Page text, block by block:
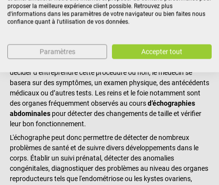
et sa propre sonde lors du balayage, ce qui permet de connaître
leur taille et leur composition, s’il s’agit, d’os, de liquides ou de
présence d’un phénomène anormal à l’intérieur du corps du
décider d’entreprendre cette procédure ou non, le médecin se
basera sur des symptômes, un examen physique, des antécédents
médicaux ou d’autres tests. Les reins et le foie notamment sont
des organes fréquemment observés au coursd’échographies
abdominales pour détecter des changements de taille et vérifier
leur bon fonctionnement.
L'échographe peut donc permettre de détecter de nombreux
problèmes de santé et de suivre divers développements dans le
corps. Établir un suivi prénatal, détecter des anomalies
congénitales, diagnostiquer des problèmes au niveau des organes
reproducteurs tels que l'endométriose ou les kystes ovariens,
proposer la meilleure expérience client possible. Retrouvez plus
d'informations dans les paramètres de votre navigateur ou bien faites nous
confiance quant à l'utilisation de vos données.
Paramètres Accepter tout